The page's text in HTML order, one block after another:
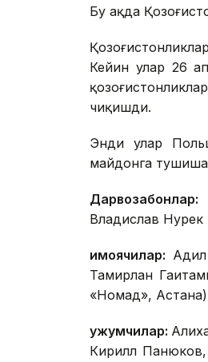
Бу ҳақда
Кейин улар 26
чиқишди.
Энди улар
майдонга
Дарвозабонлар:
Владислав
Ҳимоячилар:
Тамирлан
«Номад»,
Ҳужумчилар:
Кирилл